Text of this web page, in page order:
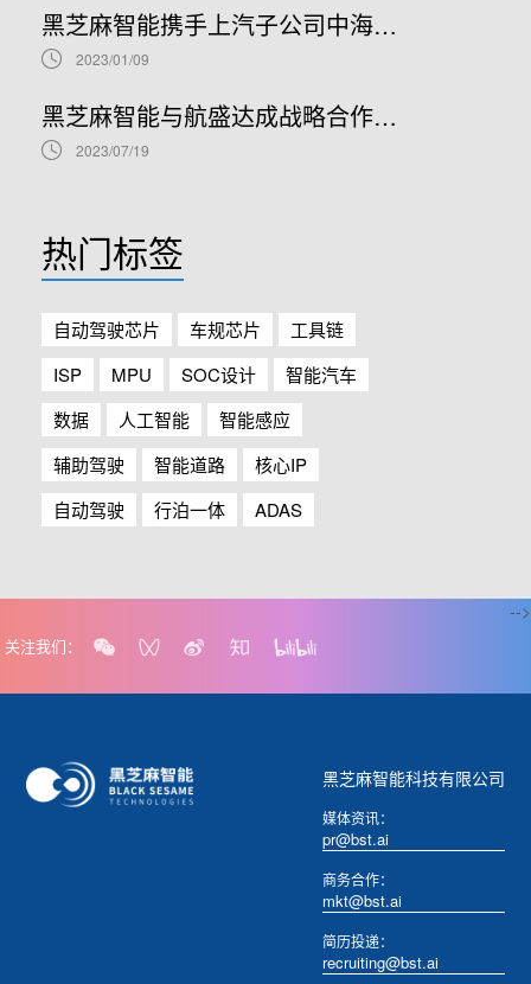
黑芝麻智能携手上汽子公司中海庭，拓展智能网联汽车生态朋友圈
2023/01/09
黑芝麻智能与航盛达成战略合作，共同打造基于A1000系列芯片的行泊一体自动驾驶域控平台
2023/07/19
热门标签
自动驾驶芯片 车规芯片
工具链
ISP
MPU SOC设计
智能汽车
数据
人工智能
智能感应
辅助驾驶
智能道路
核心IP
自动驾驶
行泊一体 ADAS
关注我们：
-->
黑芝麻智能科技有限公司
媒体资讯：
pr@bst.ai
商务合作：
mkt@bst.ai
简历投递：
recruiting@bst.ai